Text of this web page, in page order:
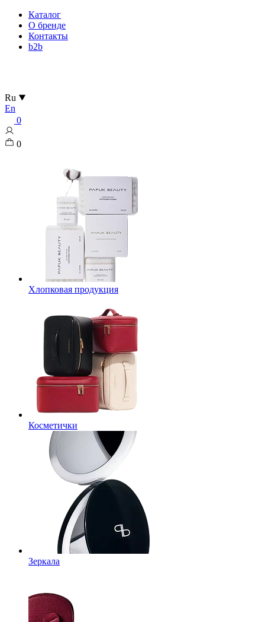
Каталог
О бренде
Контакты
b2b
Ru
En
0
0
Хлопковая продукция
Косметички
Зеркала